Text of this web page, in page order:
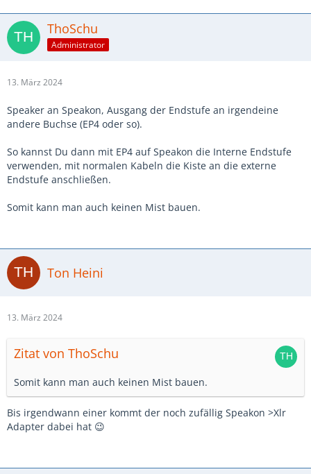
ThoSchu
Administrator
13. März 2024
Speaker an Speakon, Ausgang der Endstufe an irgendeine
andere Buchse (EP4 oder so).
So kannst Du dann mit EP4 auf Speakon die Interne Endstufe
verwenden, mit normalen Kabeln die Kiste an die externe
Endstufe anschließen.
Somit kann man auch keinen Mist bauen.
Ton Heini
13. März 2024
Zitat von ThoSchu
Somit kann man auch keinen Mist bauen.
Bis irgendwann einer kommt der noch zufällig Speakon >Xlr
Adapter dabei hat 😉